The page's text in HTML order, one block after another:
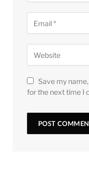
Save my
for the next time I